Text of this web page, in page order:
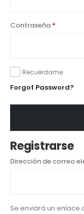
Contraseña *
Recuérdame
Forgot Password?
Registrarse
Dirección de correo
Se enviará un